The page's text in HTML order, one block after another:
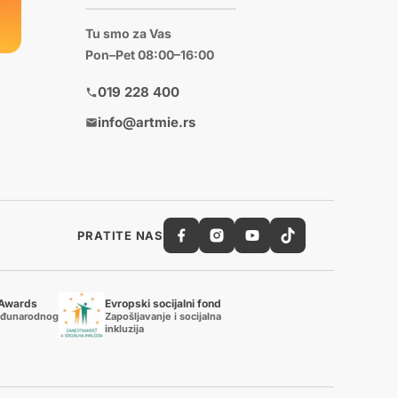
Tu smo za Vas
Pon–Pet 08:00–16:00
019 228 400
info@artmie.rs
PRATITE NAS
Evropski socijalni fond
Zapošljavanje i socijalna
inkluzija